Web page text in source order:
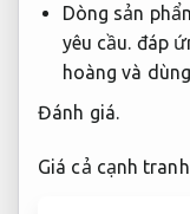
Dòng sản
yêu cầu. đáp
hoàng và dùng.
Đánh giá.
Giá cả cạnh tranh